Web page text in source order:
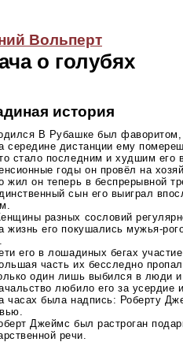
Вольперт
о голубях
история
В Рубашке был
середине дистанции ему
стало последним и худшим его
годы он провёл на
жил он теперь в беспрерывной
сын его выиграл
разных сословий
жизнь его покушалисьмужья-
его в лошадиных бегах
часть их бесследно
один лишь выбился в люди
любило его за усердие
часах была надпись: Роберту
Джеймс был растроган
речи.